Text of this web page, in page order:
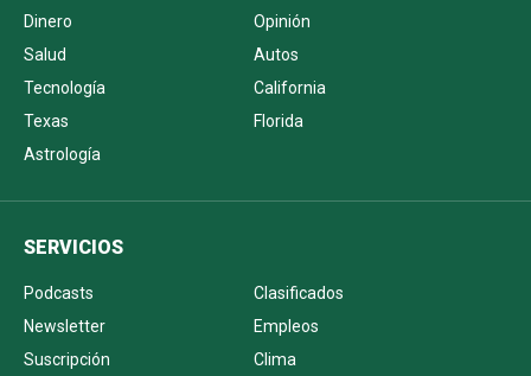
Dinero
Opinión
Salud
Autos
Tecnología
California
Texas
Florida
Astrología
SERVICIOS
Podcasts
Clasificados
Newsletter
Empleos
Suscripción
Clima